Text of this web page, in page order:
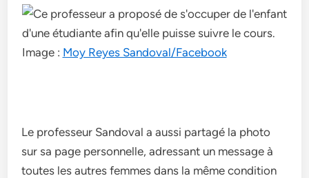
Image : Moy Reyes Sandoval/Facebook
Le professeur Sandoval a aussi partagé la photo
sur sa page personnelle, adressant un message à
toutes les autres femmes dans la même condition